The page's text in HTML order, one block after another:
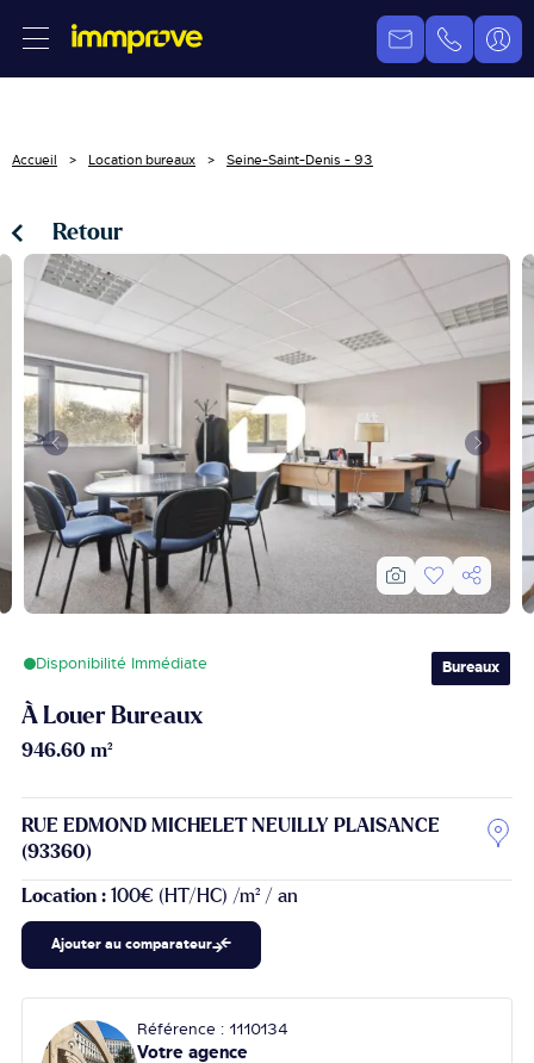
Accueil Location bureaux Seine-Saint-Denis - 93
Retour
Disponibilité Immédiate Bureaux
À Louer Bureaux
946.60 m²
RUE EDMOND MICHELET NEUILLY PLAISANCE
(93360)
Location : 100€ (HT/HC) /m² / an
Ajouter au comparateur
Référence : 1110134
Votre agence